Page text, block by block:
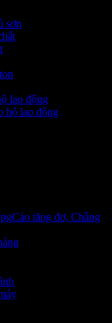
sơn
lao động
hộ lao động
Cảo tăng đơ, Chằng